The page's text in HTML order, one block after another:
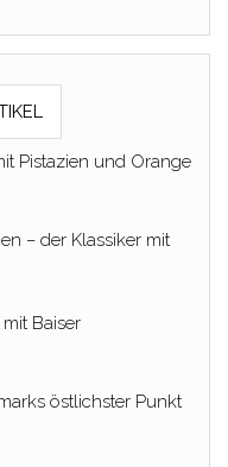
Pistazien und Orange
– der Klassiker mit
Baiser
östlichster Punkt